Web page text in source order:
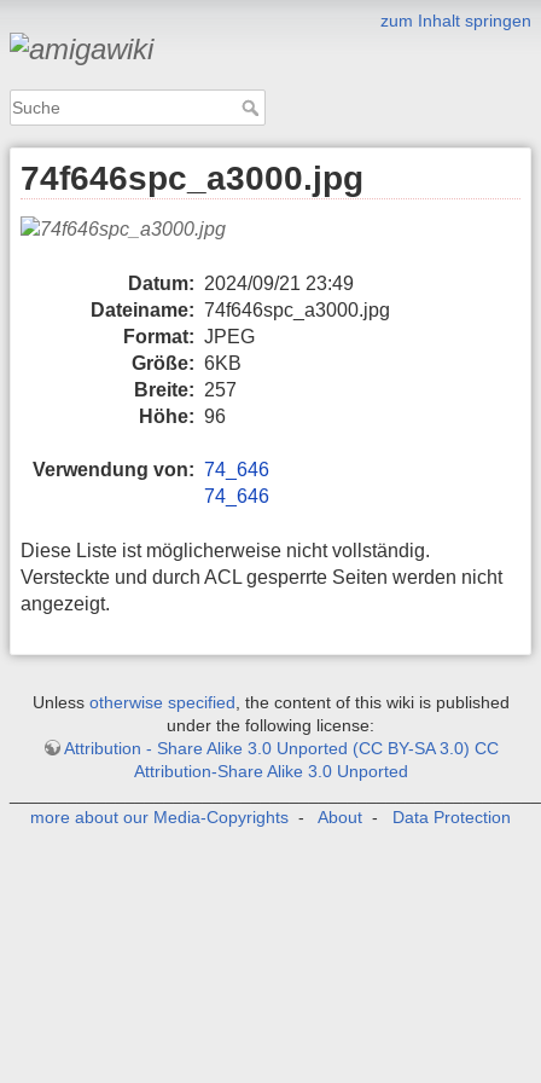
zum Inhalt springen
74f646spc_a3000.jpg
Datum: 2024/09/21 23:49
Dateiname: 74f646spc_a3000.jpg
Format: JPEG
Größe: 6KB
Breite: 257
Höhe: 96
Verwendung von: 74_646
74_646
Diese Liste ist möglicherweise nicht vollständig.
Versteckte und durch ACL gesperrte Seiten werden nicht
angezeigt.
Unless otherwise specified, the content of this wiki is published
under the following license:
Attribution - Share Alike 3.0 Unported (CC BY-SA 3.0) CC
Attribution-Share Alike 3.0 Unported
more about our Media-Copyrights - About - Data Protection